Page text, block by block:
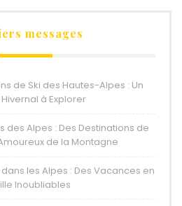
messages
de Ski des Hautes-Alpes : Un
à Explorer
des Alpes : Des Destinations de
de la Montagne
les Alpes : Des Vacances en
Inoubliables